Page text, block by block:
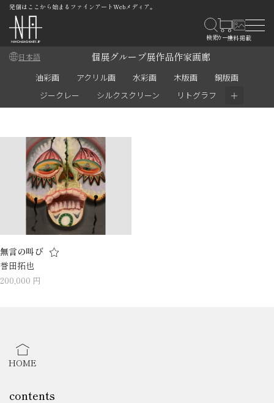
発信はここから始まるファインアートWebメディア。
日本語 個展グループ展作品作家画廊
油彩画 アクリル画 水彩画 木版画
銅版画
ジークレー
シルクスクリーン リトグラフ ＋
無言の叫び
誉田拓也
200,000 円
HOME
contents